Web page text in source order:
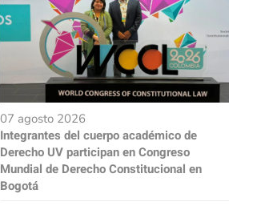
07 agosto 2026
Integrantes del cuerpo académico de
Derecho UV participan en Congreso
Mundial de Derecho Constitucional en
Bogotá